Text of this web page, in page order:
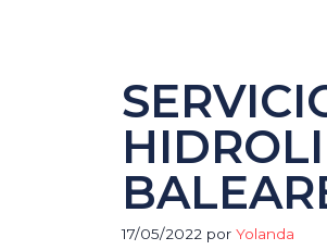
17/05/2022 por Yolanda